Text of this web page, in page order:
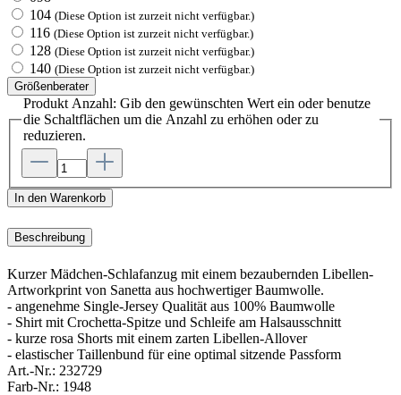
104 (Diese Option ist zurzeit nicht verfügbar.)
116 (Diese Option ist zurzeit nicht verfügbar.)
128 (Diese Option ist zurzeit nicht verfügbar.)
140 (Diese Option ist zurzeit nicht verfügbar.)
Größenberater
Produkt Anzahl: Gib den gewünschten Wert ein oder benutze
die Schaltflächen um die Anzahl zu erhöhen oder zu
reduzieren.
In den Warenkorb
Beschreibung
Kurzer Mädchen-Schlafanzug mit einem bezaubernden Libellen-
Artworkprint von Sanetta aus hochwertiger Baumwolle.
- angenehme Single-Jersey Qualität aus 100% Baumwolle
- Shirt mit Crochetta-Spitze und Schleife am Halsausschnitt
- kurze rosa Shorts mit einem zarten Libellen-Allover
- elastischer Taillenbund für eine optimal sitzende Passform
Art.-Nr.: 232729
Farb-Nr.: 1948